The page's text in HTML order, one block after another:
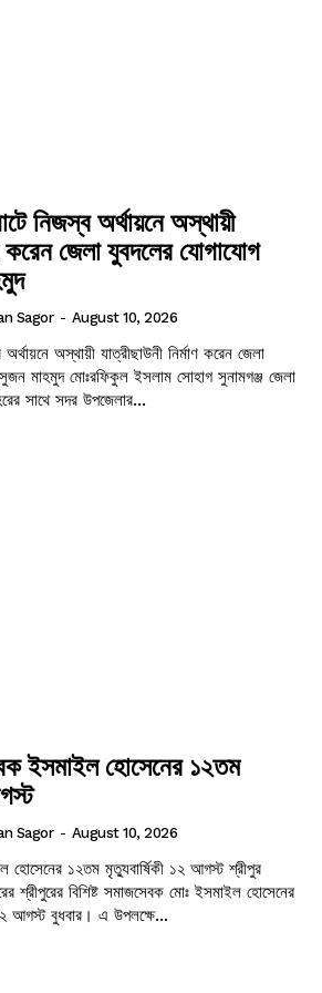
নিজস্ব অর্থায়নে অস্থায়ী
করেন জেলা যুবদলের যোগাযোগ
Sagor - August 10, 2026
অর্থায়নে অস্থায়ী যাত্রীছাউনী নির্মাণ করেন জেলা
মোঃরফিকুল ইসলাম সোহাগ সুনামগঞ্জ জেলা
সাথে সদর উপজেলার...
ইসমাইল হোসেনের ১২তম
Sagor - August 10, 2026
হোসেনের ১২তম মৃত্যুবার্ষিকী ১২ আগস্ট শ্রীপুর
শ্রীপুরের বিশিষ্ট সমাজসেবক মোঃ ইসমাইল হোসেনের
আগস্ট বুধবার। এ উপলক্ষে...